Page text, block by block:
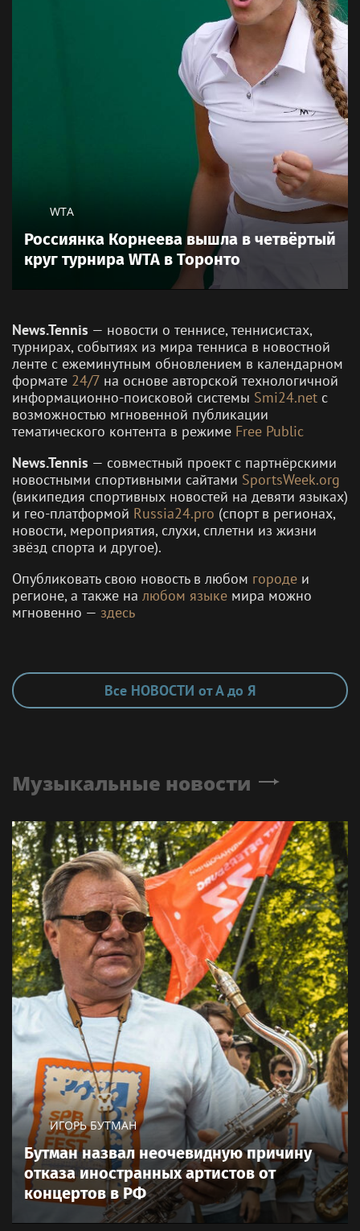
WTA
Россиянка Корнеева вышла в четвёртый
круг турнира WTA в Торонто
News.Tennis — новости о теннисе, теннисистах,
турнирах, событиях из мира тенниса в новостной
ленте с ежеминутным обновлением в календарном
формате 24/7 на основе авторской технологичной
информационно-поисковой системы Smi24.net с
возможностью мгновенной публикации
тематического контента в режиме Free Public
News.Tennis — совместный проект с партнёрскими
новостными спортивными сайтами SportsWeek.org
(википедия спортивных новостей на девяти языках)
и гео-платформой Russia24.pro (спорт в регионах,
новости, мероприятия, слухи, сплетни из жизни
звёзд спорта и другое).
Опубликовать свою новость в любом городе и
регионе, а также на любом языке мира можно
мгновенно — здесь
Все НОВОСТИ от А до Я
Музыкальные новости
ИГОРЬ БУТМАН
Бутман назвал неочевидную причину
отказа иностранных артистов от
концертов в РФ